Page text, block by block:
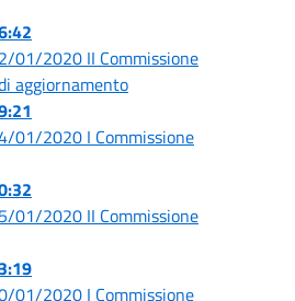
01/2020 II Commissione
aggiornamento
01/2020 I Commissione
01/2020 II Commissione
01/2020 I Commissione